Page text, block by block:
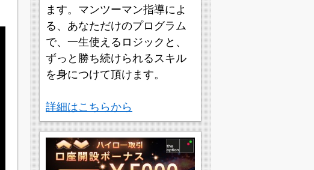
ます。マンツーマン指導によ
る、あなただけのプログラム
で、一生使えるロジックと、
ずっと勝ち続けられるスキル
を身につけて頂けます。
詳細はこちらから